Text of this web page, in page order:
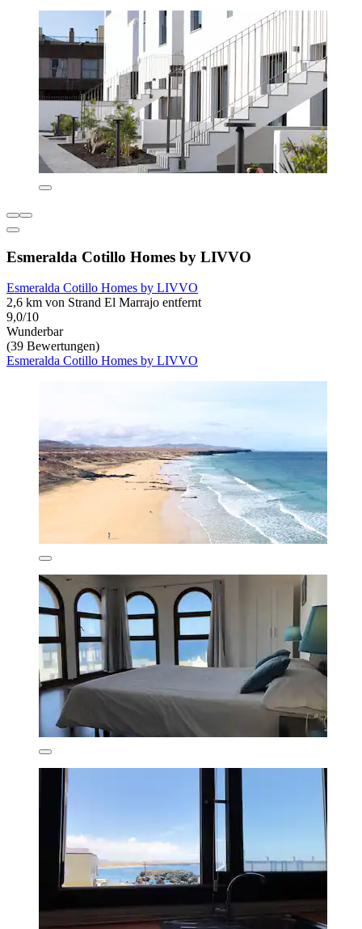
Esmeralda Cotillo Homes by LIVVO
Esmeralda Cotillo Homes by LIVVO
2,6 km von Strand El Marrajo entfernt
9,0/10
Wunderbar
(39 Bewertungen)
Esmeralda Cotillo Homes by LIVVO